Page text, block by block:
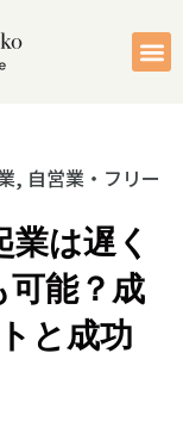
, 自営業・フリー
は遅く
能？成
と成功